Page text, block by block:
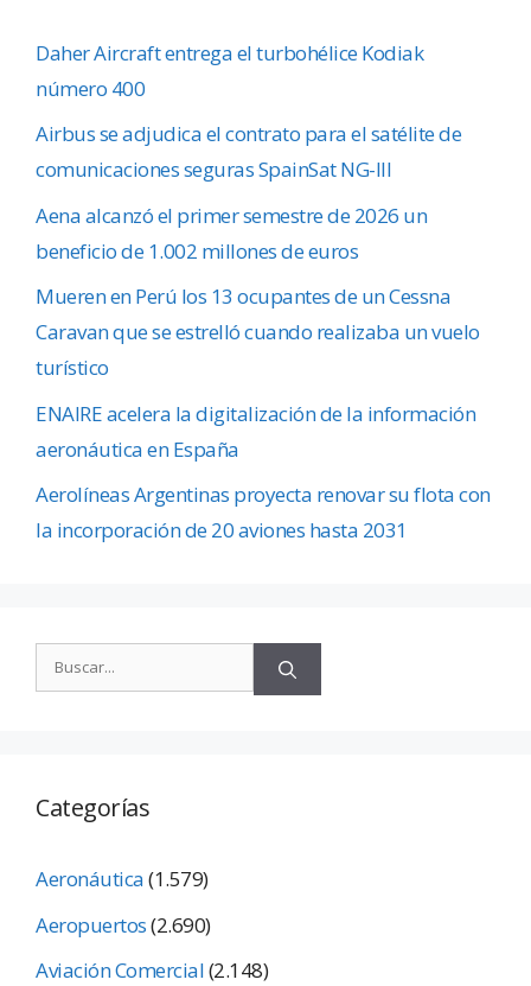
Daher Aircraft entrega el turbohélice Kodiak
número 400
Airbus se adjudica el contrato para el satélite de
comunicaciones seguras SpainSat NG-III
Aena alcanzó el primer semestre de 2026 un
beneficio de 1.002 millones de euros
Mueren en Perú los 13 ocupantes de un Cessna
Caravan que se estrelló cuando realizaba un vuelo
turístico
ENAIRE acelera la digitalización de la información
aeronáutica en España
Aerolíneas Argentinas proyecta renovar su flota con
la incorporación de 20 aviones hasta 2031
Categorías
Aeronáutica(1.579)
Aeropuertos(2.690)
Aviación Comercial(2.148)